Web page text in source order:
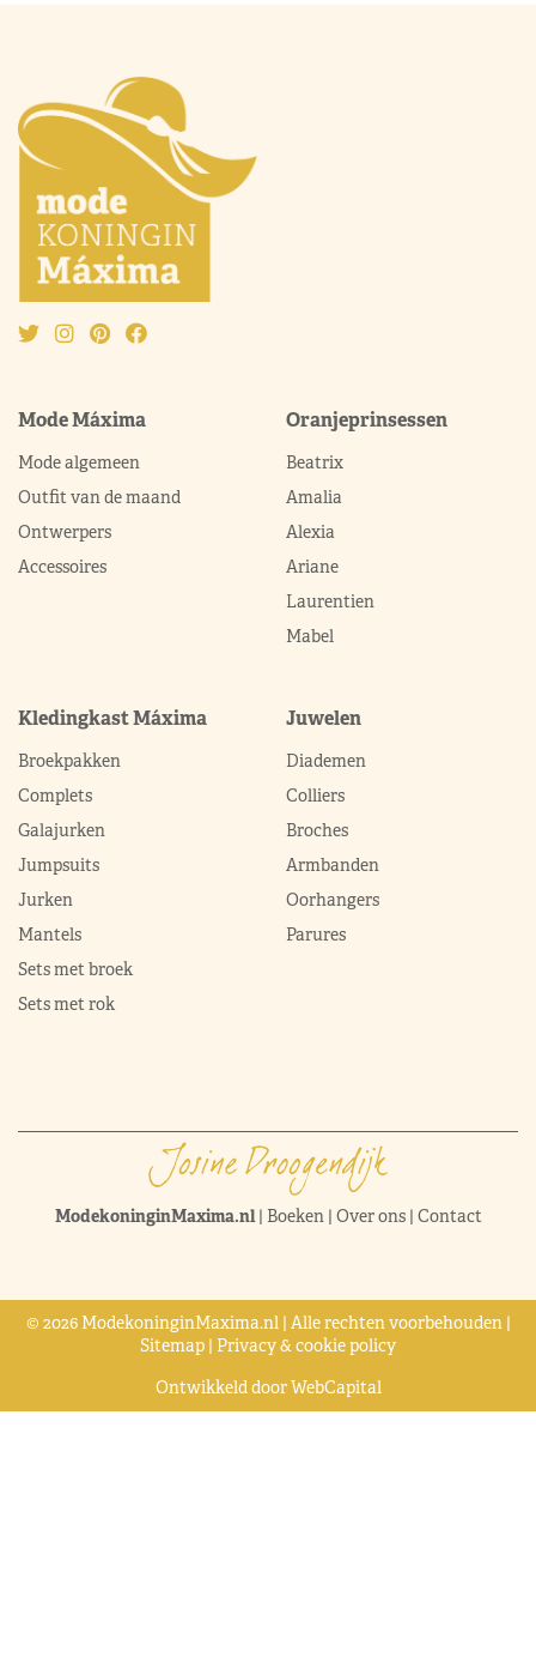
Mode Máxima
Mode algemeen
Outfit van de maand
Ontwerpers
Accessoires
Oranjeprinsessen
Beatrix
Amalia
Alexia
Ariane
Laurentien
Mabel
Kledingkast Máxima
Broekpakken
Complets
Galajurken
Jumpsuits
Jurken
Mantels
Sets met broek
Sets met rok
Juwelen
Diademen
Colliers
Broches
Armbanden
Oorhangers
Parures
ModekoninginMaxima.nl| Boeken| Over ons| Contact
© 2026 ModekoninginMaxima.nl | Alle rechten voorbehouden |
Sitemap | Privacy & cookie policy
Ontwikkeld doorWebCapital